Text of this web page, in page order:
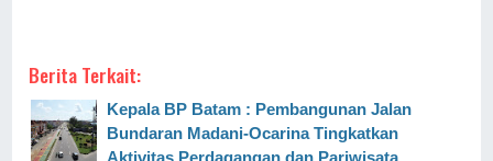
Berita Terkait:
Kepala BP Batam : Pembangunan Jalan
Bundaran Madani-Ocarina Tingkatkan
Aktivitas Perdagangan dan Pariwisata